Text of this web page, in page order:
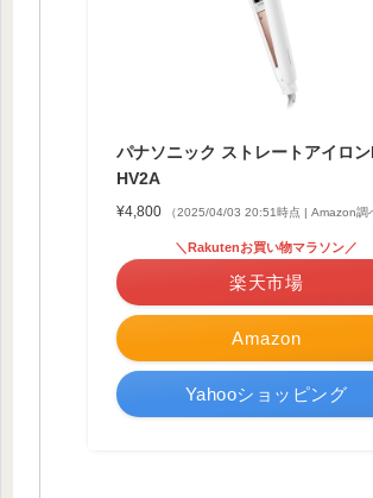
パナソニック ストレートアイロン
HV2A
¥4,800 （2025/04/03 20:51時点 | Amazon調
Amazon
＼Rakutenお買い物マラソン／
楽天市場
Yahooショッピング